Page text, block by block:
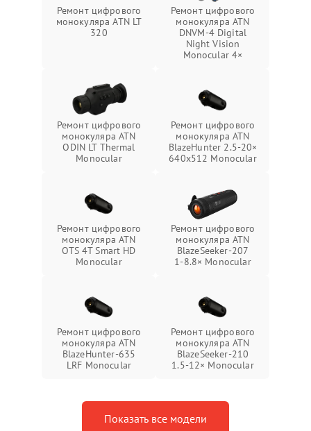
Ремонт цифрового
монокуляра ATN LT
320
Ремонт цифрового
монокуляра ATN
DNVM-4 Digital
Night Vision
Monocular 4×
Ремонт цифрового
монокуляра ATN
ODIN LT Thermal
Monocular
Ремонт цифрового
монокуляра ATN
BlazeHunter 2.5‑20×
640x512 Monocular
Ремонт цифрового
монокуляра ATN
OTS 4T Smart HD
Monocular
Ремонт цифрового
монокуляра ATN
BlazeSeeker‑207
1‑8.8× Monocular
Ремонт цифрового
монокуляра ATN
BlazeHunter‑635
LRF Monocular
Ремонт цифрового
монокуляра ATN
BlazeSeeker‑210
1.5‑12× Monocular
Показать все модели